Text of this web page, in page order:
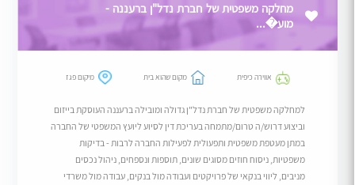
מחלקה משפטית של חברת נדל"ן ברעננה -
מוע�...
אווירה כיפית מקום שהוא בית מיקום פגז
למחלקה משפטית של חברת נדל"ן גדולה ומובילה ברעננה העוסקת בייזום
וביצוע דרוש/ה טרום/מתמחה בעריכת דין לסיוע ליועץ המשפטי של החברה
במתן מעטפת משפטית ותפעולית לפעילות החברה לרבות - בדיקות
משפטיות, ניסוח חוזים מסוגים שונים, תוספות ונספחים, ניהול נכסים
מניבים, ליווי בנקאי של פרויקטים ועבודה מול בנקים, עבודה מול משרדי